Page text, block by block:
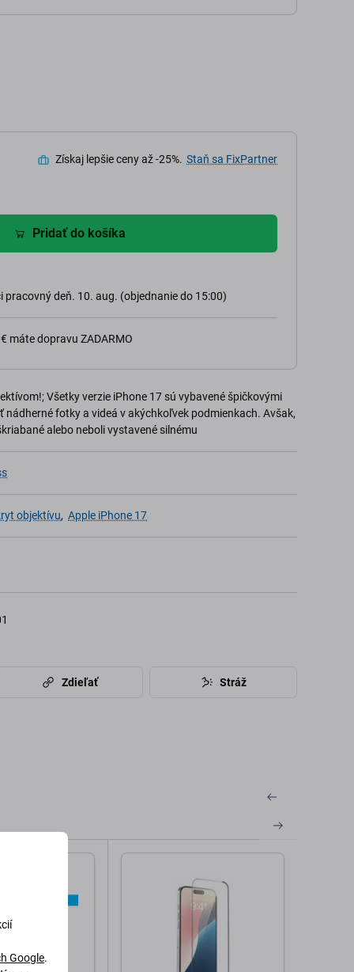
Získaj lepšie ceny až -25%. Staň sa FixPartner
Pridať do košíka
pracovný deň. 10. aug. (objednanie do 15:00)
máte dopravu ZADARMO
Všetky verzie iPhone 17 sú vybavené špičkovými
fotky a videá v akýchkoľvek podmienkach. Avšak,
alebo neboli vystavené silnému
objektívu, Apple iPhone 17
Zdieľať Stráž
Google.